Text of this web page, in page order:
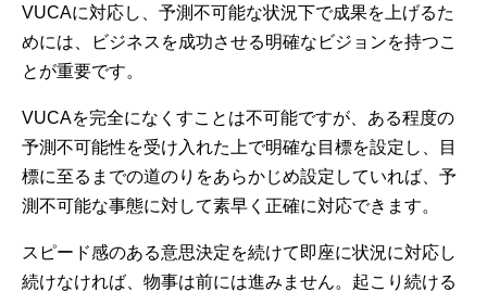
VUCAに対応し、予測不可能な状況下で成果を上げるた
めには、ビジネスを成功させる明確なビジョンを持つこ
とが重要です。
VUCAを完全になくすことは不可能ですが、ある程度の
予測不可能性を受け入れた上で明確な目標を設定し、目
標に至るまでの道のりをあらかじめ設定していれば、予
測不可能な事態に対して素早く正確に対応できます。
スピード感のある意思決定を続けて即座に状況に対応し
続けなければ、物事は前には進みません。起こり続ける